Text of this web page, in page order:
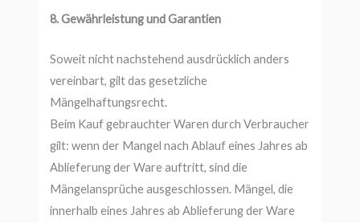
8. Gewährleistung und Garantien
Soweit nicht nachstehend ausdrücklich anders
vereinbart, gilt das gesetzliche
Mängelhaftungsrecht.
Beim Kauf gebrauchter Waren durch Verbraucher
gilt: wenn der Mangel nach Ablauf eines Jahres ab
Ablieferung der Ware auftritt, sind die
Mängelansprüche ausgeschlossen. Mängel, die
innerhalb eines Jahres ab Ablieferung der Ware